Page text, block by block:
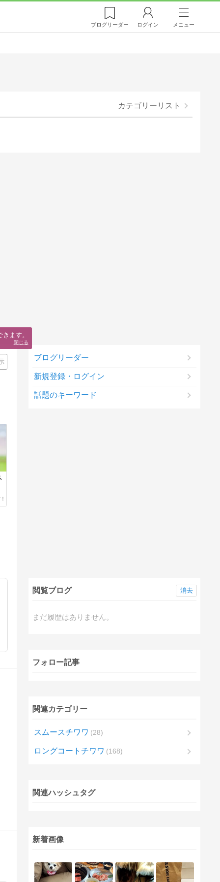
ブログリーダー ログイン メニュー
カテゴリーリスト
ブログリーダー
新規登録・ログイン
話題のキーワード
閲覧ブログ
まだ履歴はありません。
消去
フォロー記事
関連カテゴリー
スムースチワワ 28
ロングコートチワワ 168
関連ハッシュタグ
新着画像
ます。
閉じる